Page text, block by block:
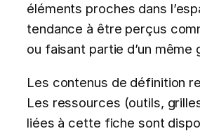
éléments proches dans
tendance à être perçus
ou faisant partie d’un même
Les contenus de définition
Les ressources (outils,
liées à cette fiche sont